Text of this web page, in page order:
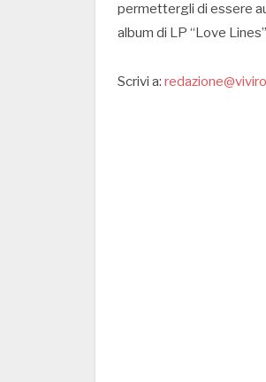
permettergli di essere
album di LP “Love
Scrivi a: